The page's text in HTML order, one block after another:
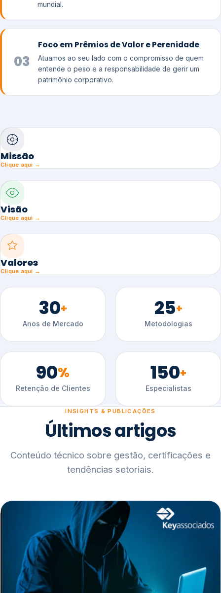
mundial.
03
Foco em Prêmios de Valor e Perenidade
Atuamos ao seu lado com o compromisso de quem
entende o peso e a responsabilidade de gerir um
patrimônio corporativo.
Missão
Clique aqui →
Visão
Clique aqui →
Valores
Clique aqui →
30+
Anos de Mercado
25+
Metodologias
90%
Retenção de Clientes
150+
Especialistas
INSIGHTS & PUBLICAÇÕES
Últimos artigos
Conteúdo técnico sobre gestão, certificações e
tendências setoriais.